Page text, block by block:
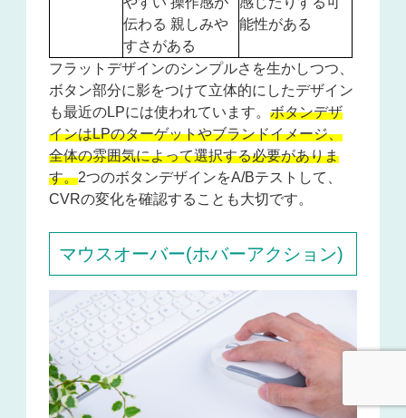
伝わる 親しみや
すさがある
能性がある
フラットデザインのシンプルさを生かしつつ、
ボタン部分に影をつけて立体的にしたデザイン
も最近のLPには使われています。ボタンデザ
インはLPのターゲットやブランドイメージ、
全体の雰囲気によって選択する必要がありま
す。2つのボタンデザインをA/Bテストして、
CVRの変化を確認することも大切です。
マウスオーバー(ホバーアクション)